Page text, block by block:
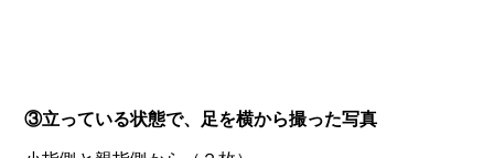
③立っている状態で、足を横から撮った写真